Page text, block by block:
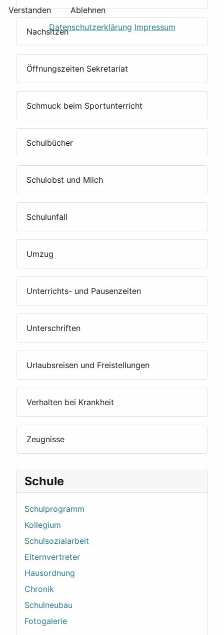
Nachsitzen
Öffnungszeiten Sekretariat
Schmuck beim Sportunterricht
Schulbücher
Schulobst und Milch
Schulunfall
Umzug
Unterrichts- und Pausenzeiten
Unterschriften
Urlaubsreisen und Freistellungen
Verhalten bei Krankheit
Zeugnisse
Schule
Schulprogramm
Kollegium
Schulsozialarbeit
Elternvertreter
Hausordnung
Chronik
Schulneubau
Fotogalerie
Verstanden
Ablehnen
Datenschutzerklärung Impressum